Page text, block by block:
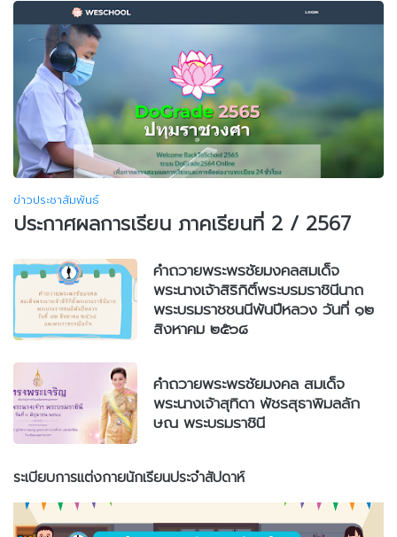
ข่าวประชาสัมพันธ์
ประกาศผลการเรียน ภาคเรียนที่ 2 / 2567
คำถวายพระพรชัยมงคลสมเด็จ
พระนางเจ้าสิริกิติ์พระบรมราชินีนาถ
พระบรมราชชนนีพันปีหลวง วันที่ ๑๒
สิงหาคม ๒๕๖๘
คำถวายพระพรชัยมงคล สมเด็จ
พระนางเจ้าสุทิดา พัชรสุธาพิมลลัก
ษณ พระบรมราชินี
ระเบียบการแต่งกายนักเรียนประจำสัปดาห์